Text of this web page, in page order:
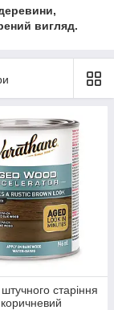
вигляд.
старіння